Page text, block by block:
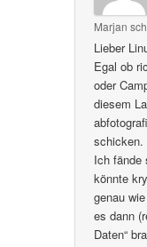
Marjan
Lieber
Egal ob
oder
diesem
schicken.
Ich fände
könnte
genau
es dann
Daten“